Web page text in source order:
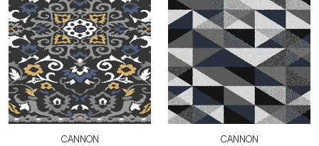
CANNON CANNON